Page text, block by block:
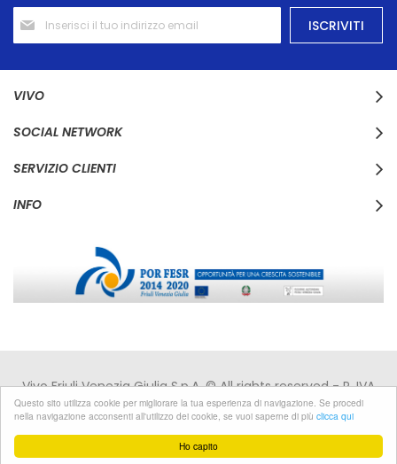
Ho capito
Questo sito utilizza cookie per migliorare la tua esperienza di navigazione. Se procedi
nella navigazione acconsenti all'utilizzo dei cookie, se vuoi saperne di più clicca qui
Iscriviti
alla
nostra
ISCRIVITI
VIVO
SOCIAL NETWORK
SERVIZIO CLIENTI
INFO
Vivo Friuli Venezia Giulia S.p.A. © All rights reserved - P. IVA
IT00168110310 - C.F. 00168110310 -Privacy|Cookies
Developed by Pixel